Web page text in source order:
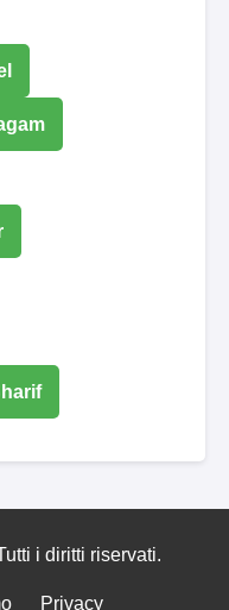
i diritti riservati.
Privacy